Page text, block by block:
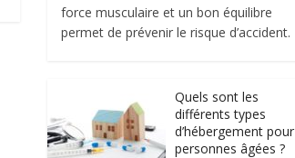
force musculaire et un bon équilibre
permet de prévenir le risque d’accident.
Quels sont les
différents types
d’hébergement pour
personnes âgées ?